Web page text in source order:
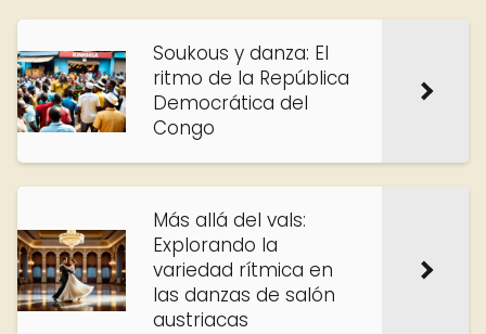
Soukous y danza: El
ritmo de la República
Democrática del
Congo
Más allá del vals:
Explorando la
variedad rítmica en
las danzas de salón
austriacas